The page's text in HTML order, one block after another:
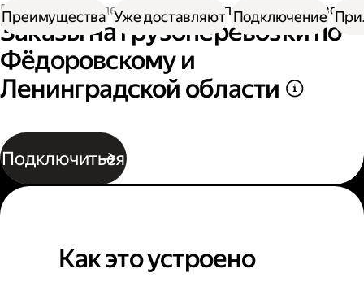
Работа водителем Заказы на перевозку грузов
Заказы на грузоперевозки по
Фёдоровскому и
Ленинградской области
Подключиться
Преимущества Уже доставляют Подключение
Как это устроено